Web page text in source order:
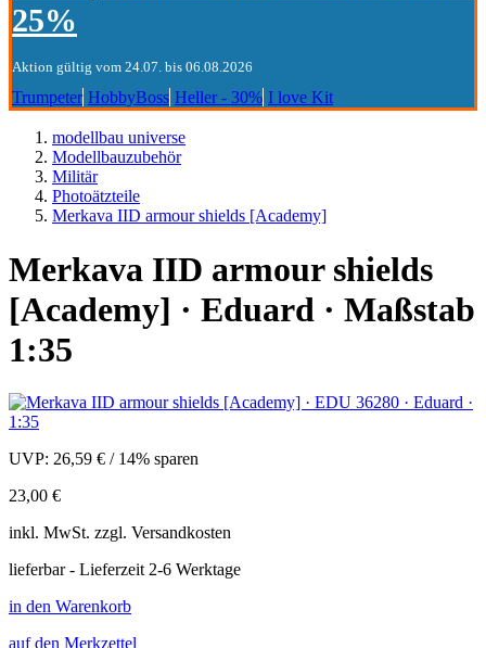
25%
Aktion gültig vom 24.07. bis 06.08.2026
Trumpeter HobbyBoss Heller - 30% I love Kit
modellbau universe
Modellbauzubehör
Militär
Photoätzteile
Merkava IID armour shields [Academy]
Merkava IID armour shields
[Academy] · Eduard · Maßstab
1:35
UVP: 26,59 € / 14% sparen
23,00 €
inkl. MwSt. zzgl. Versandkosten
lieferbar - Lieferzeit 2-6 Werktage
in den Warenkorb
auf den Merkzettel